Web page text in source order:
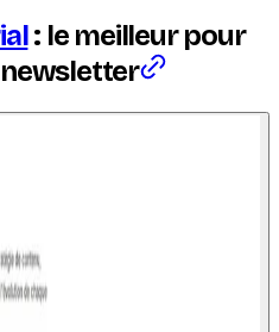
: le meilleur pour